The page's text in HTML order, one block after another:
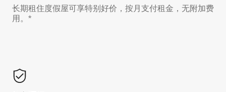
长期租住度假屋可享特别好价，按月支付租金，无附加费
用。*